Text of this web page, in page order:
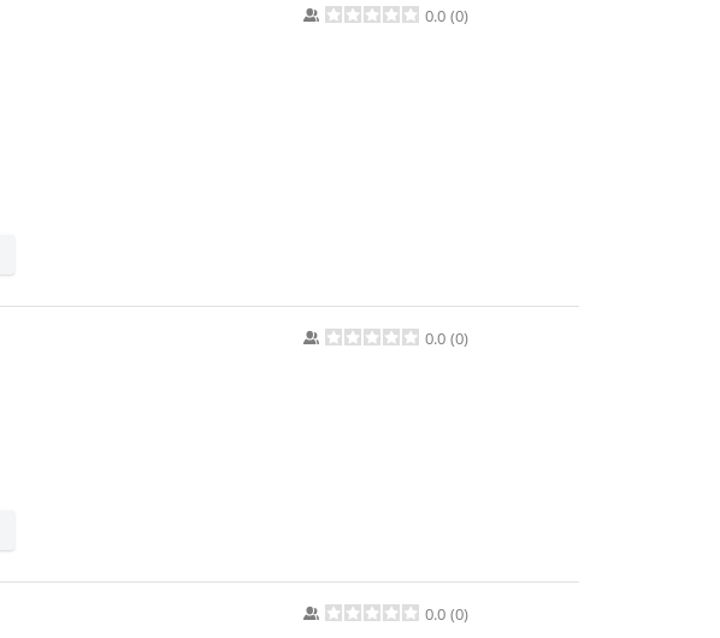
0.0 (0)
0.0 (0)
0.0 (0)